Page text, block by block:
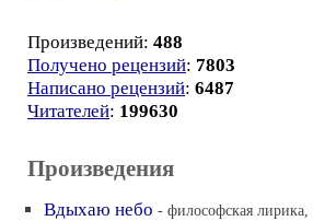
Произведений: 488
Получено рецензий: 7803
Написано рецензий: 6487
Читателей: 199630
Произведения
Вдыхаю небо - философская